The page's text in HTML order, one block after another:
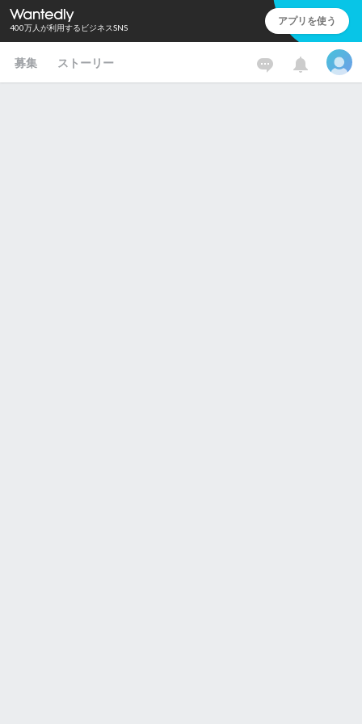
400万人が利用するビジネスSNS アプリを使う
募集 ストーリー